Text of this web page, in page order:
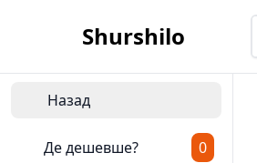
Shurshilo
Назад
Де дешевше? 0